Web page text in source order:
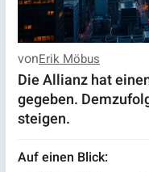
vonErik Möbus
Die Allianz hat
gegeben.
steigen.
Auf einen Blick: